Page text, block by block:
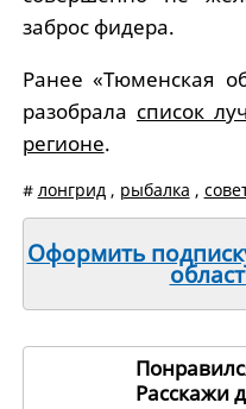
заброс фидера.
Ранее «Тюменская
разобрала список
регионе.
# лонгрид, рыбалка ,
Оформить
Расскажи